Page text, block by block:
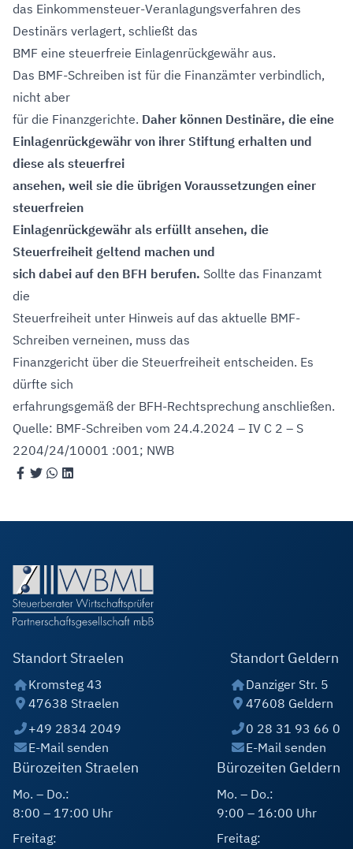
das Einkommensteuer-Veranlagungsverfahren des
Destinärs verlagert, schließt das
BMF eine steuerfreie Einlagenrückgewähr aus.
Das BMF-Schreiben ist für die Finanzämter verbindlich,
nicht aber
für die Finanzgerichte. Daher können Destinäre, die eine
Einlagenrückgewähr von ihrer Stiftung erhalten und
diese als steuerfrei
ansehen, weil sie die übrigen Voraussetzungen einer
steuerfreien
Einlagenrückgewähr als erfüllt ansehen, die
Steuerfreiheit geltend machen und
sich dabei auf den BFH berufen. Sollte das Finanzamt
die
Steuerfreiheit unter Hinweis auf das aktuelle BMF-
Schreiben verneinen, muss das
Finanzgericht über die Steuerfreiheit entscheiden. Es
dürfte sich
erfahrungsgemäß der BFH-Rechtsprechung anschließen.
Quelle: BMF-Schreiben vom 24.4.2024 – IV C 2 – S
2204/24/10001 :001; NWB
Standort Straelen
Kromsteg 43
47638 Straelen
+49 2834 2049
E-Mail senden
Standort Geldern
Danziger Str. 5
47608 Geldern
0 28 31 93 66 0
E-Mail senden
Bürozeiten Straelen
Mo. – Do.:
8:00 – 17:00 Uhr
Freitag:
Bürozeiten Geldern
Mo. – Do.:
9:00 – 16:00 Uhr
Freitag: